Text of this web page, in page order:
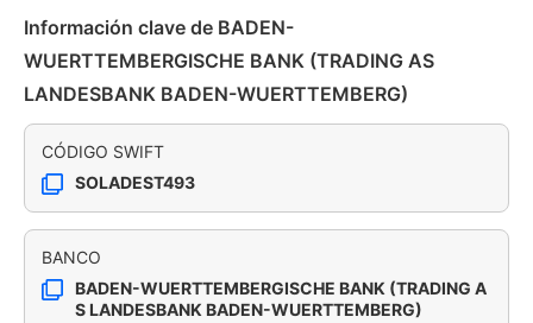
Información clave de BADEN-
WUERTTEMBERGISCHE BANK (TRADING AS
LANDESBANK BADEN-WUERTTEMBERG)
CÓDIGO SWIFT
SOLADEST493
BANCO
BADEN-WUERTTEMBERGISCHE BANK (TRADING A
S LANDESBANK BADEN-WUERTTEMBERG)